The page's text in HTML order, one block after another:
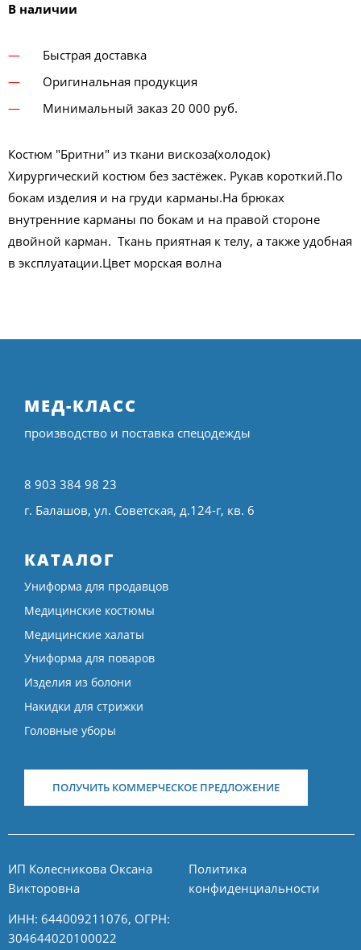
В наличии
Быстрая доставка
Оригинальная продукция
Минимальный заказ 20 000 руб.
Костюм "Бритни" из ткани вискоза(холодок)
Хирургический костюм без застёжек. Рукав короткий.По
бокам изделия и на груди карманы.На брюках
внутренние карманы по бокам и на правой стороне
двойной карман. Ткань приятная к телу, а также удобная
в эксплуатации.Цвет морская волна
МЕД-КЛАСС
производство и поставка спецодежды
8 903 384 98 23
г. Балашов, ул. Советская, д.124-г, кв. 6
КАТАЛОГ
Униформа для продавцов
Медицинские костюмы
Медицинские халаты
Униформа для поваров
Изделия из болони
Накидки для стрижки
Головные уборы
ПОЛУЧИТЬ КОММЕРЧЕСКОЕ ПРЕДЛОЖЕНИЕ
ИП Колесникова Оксана
Викторовна
ИНН: 644009211076, ОГРН:
304644020100022
Политика
конфиденциальности